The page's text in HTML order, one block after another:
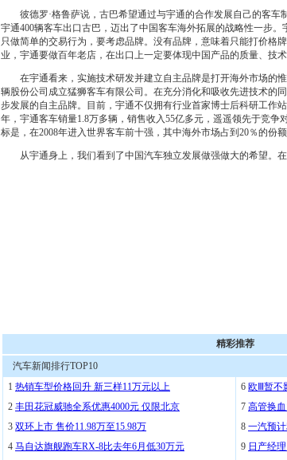
彼德罗·格鲁萨说，古巴希望通过与宇通的合作发展自己的客车
宇通400辆客车出口古巴，迈出了中国客车海外拓展的战略性一步
只做简单的交易行为，要考虑品牌。没有品牌，意味着只能打价格
业，宇通要做百年老店，在出口上一定要体现中国产品的质量、技
在宇通看来，实施技术研发并建立自主品牌是打开海外市场的
辆股份公司成立猛狮客车有限公司。在充分消化和吸收先进技术的
步发展的自主品牌。目前，宇通不仅拥有行业首家博士后科研工作
年，宇通客车销量1.8万多辆，销售收入55亿多元，遥遥领先于竞争
标是，在2008年进入世界客车前十强，其中海外市场占到20％的份
从宇通身上，我们看到了中国汽车独立发展做强做大的希望。在
精彩推荐
汽车新闻排行TOP10
1 热销车型价格回升 新三样11万元以上
2 丰田花冠威驰全系优惠4000元 仅限北京
3 双环上市 售价11.98万至15.98万
4 马自达旗舰跑车RX-8比去年6月低30万元
6 欧Ⅲ暂不
7 高管换
8 一汽预
9 日产经